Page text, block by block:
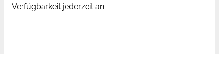
Verfügbarkeit jederzeit an.